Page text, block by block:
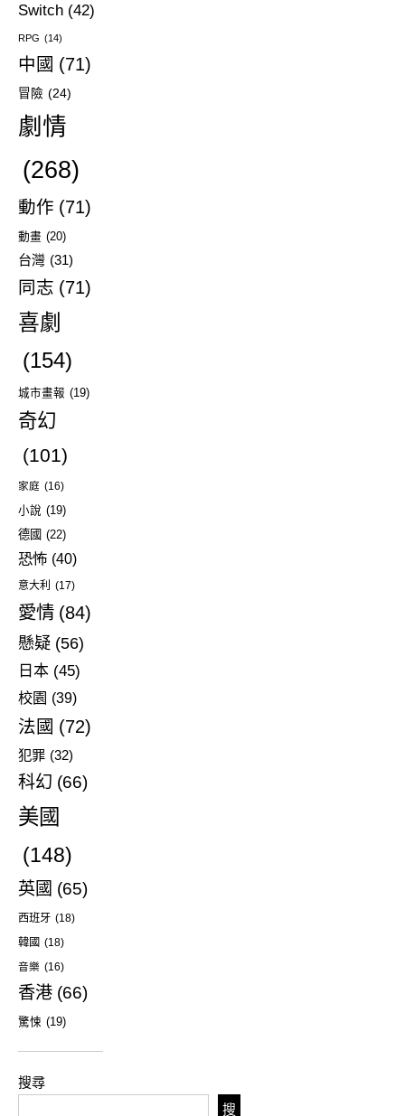
Switch (42)
RPG (14)
中國 (71)
冒險 (24)
劇情
(268)
動作 (71)
動畫 (20)
台灣 (31)
同志 (71)
喜劇
(154)
城市畫報 (19)
奇幻
(101)
家庭 (16)
小說 (19)
德國 (22)
恐怖 (40)
意大利 (17)
愛情 (84)
懸疑 (56)
日本 (45)
校園 (39)
法國 (72)
犯罪 (32)
科幻 (66)
美國
(148)
英國 (65)
西班牙 (18)
韓國 (18)
音樂 (16)
香港 (66)
驚悚 (19)
搜尋
搜